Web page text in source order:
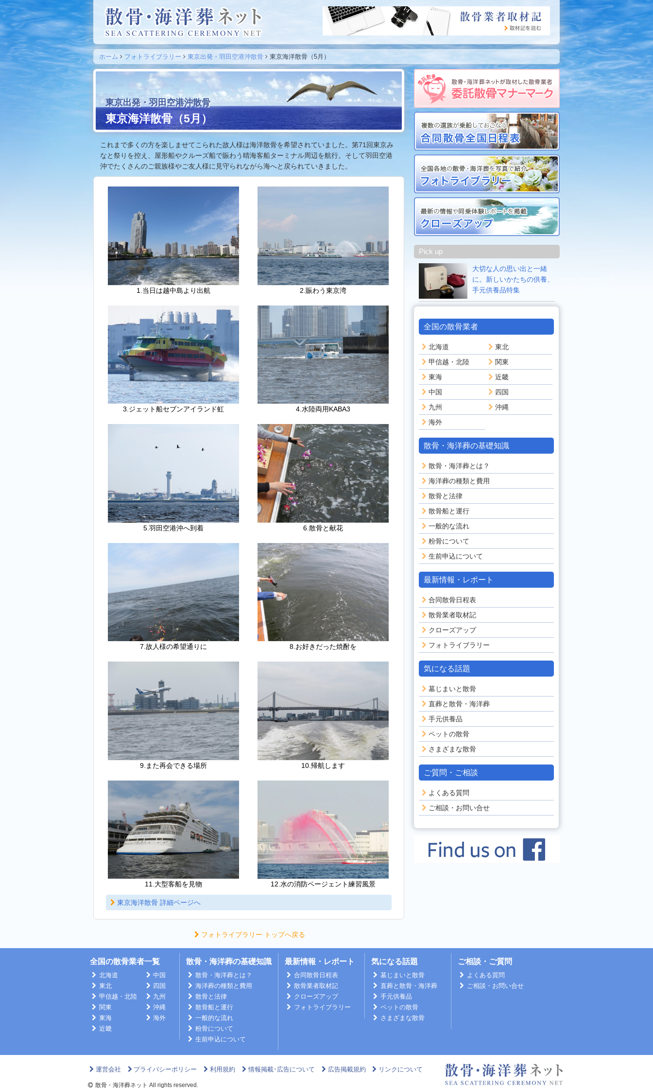
ホーム フォトライブラリー 東京出発・羽田空港沖散骨 東京海洋散骨（5月）
東京出発・羽田空港沖散骨
東京海洋散骨（5月）
これまで多くの方を楽しませてこられた故人様は海洋散骨を希望されていました。第71回東京み
なと祭りを控え、屋形船やクルーズ船で賑わう晴海客船ターミナル周辺を航行。そして羽田空港
沖でたくさんのご親族様やご友人様に見守られながら海へと戻られていきました。
1.当日は越中島より出航 2.賑わう東京湾
3.ジェット船セブンアイランド虹 4.水陸両用KABA3
5.羽田空港沖へ到着 6.散骨と献花
7.故人様の希望通りに 8.お好きだった焼酎を
9.また再会できる場所 10.帰航します
11.大型客船を見物 12.水の消防ページェント練習風景
東京海洋散骨 詳細ページへ
フォトライブラリー トップへ戻る
Pick up
大切な人の思い出と一緒
に。新しいかたちの供養、
手元供養品特集
全国の散骨業者
北海道
東北
甲信越・北陸
関東
東海
近畿
中国
四国
九州
沖縄
海外
散骨・海洋葬の基礎知識
散骨・海洋葬とは？
海洋葬の種類と費用
散骨と法律
散骨船と運行
一般的な流れ
粉骨について
生前申込について
最新情報・レポート
合同散骨日程表
散骨業者取材記
クローズアップ
フォトライブラリー
気になる話題
墓じまいと散骨
直葬と散骨・海洋葬
手元供養品
ペットの散骨
さまざまな散骨
ご質問・ご相談
よくある質問
ご相談・お問い合せ
全国の散骨業者一覧
北海道
東北
甲信越・北陸
関東
東海
近畿
中国
四国
九州
沖縄
海外
散骨・海洋葬の基礎知識
散骨・海洋葬とは？
海洋葬の種類と費用
散骨と法律
散骨船と運行
一般的な流れ
粉骨について
生前申込について
最新情報・レポート
合同散骨日程表
散骨業者取材記
クローズアップ
フォトライブラリー
気になる話題
墓じまいと散骨
直葬と散骨・海洋葬
手元供養品
ペットの散骨
さまざまな散骨
ご相談・ご質問
よくある質問
ご相談・お問い合せ
運営会社 プライバシーポリシー 利用規約 情報掲載･広告について 広告掲載規約 リンクについて
散骨・海洋葬ネット All rights reserved.